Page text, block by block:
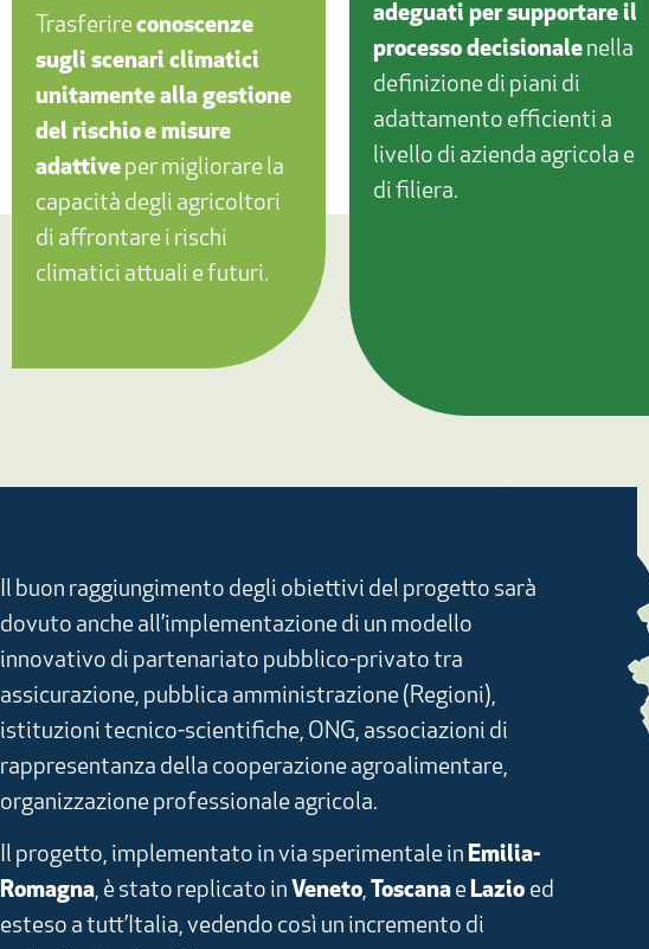
Trasferire conoscenze
sugli scenari climatici
unitamente alla gestione
del rischioe misure
adattive per migliorare la
capacità degli agricoltori
di affrontare i rischi
climatici attuali e futuri.
adeguati per supportare il
processo decisionale nella
definizione di piani di
adattamento efficienti a
livello di azienda agricola e
di filiera.
Il buon raggiungimento degli obiettivi del progetto sarà
dovuto anche all’implementazione di un modello
innovativo di partenariato pubblico-privato tra
assicurazione, pubblica amministrazione (Regioni),
istituzioni tecnico-scientifiche, ONG, associazioni di
rappresentanza della cooperazione agroalimentare,
organizzazione professionale agricola.
Il progetto, implementato in via sperimentale in Emilia-
Romagna, è stato replicato in Veneto, Toscana e Lazio ed
esteso a tutt’Italia, vedendo così un incremento di